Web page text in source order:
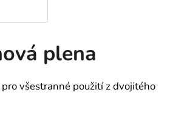
plena
všestranné použití z dvojitého